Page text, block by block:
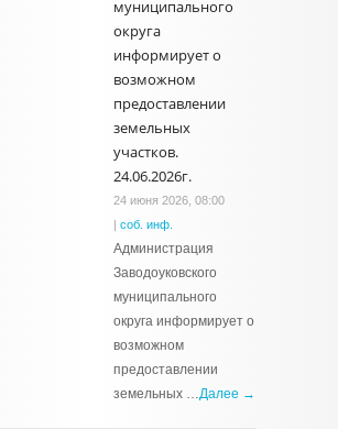
муниципального
округа
информирует о
возможном
предоставлении
земельных
участков.
24.06.2026г.
24 июня 2026, 08:00
| соб. инф.
Администрация
Заводоуковского
муниципального
округа информирует о
возможном
предоставлении
земельных …Далее →